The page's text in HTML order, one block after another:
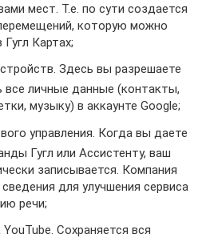
мест. Т.е. по сути создается
которую можно
Картах;
Здесь вы разрешаете
все личные данные (контакты,
музыку) в аккаунте Google;
управления. Когда вы даете
Гугл или Ассистенту, ваш
записывается. Компания
для улучшения сервиса
речи;
Сохраняется вся